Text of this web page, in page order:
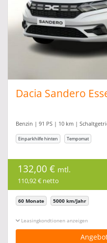
Dacia Sandero
Benzin | 91 PS | 10 km |
Einparkhilfe hinten Tempomat
132,00 € mtl.
110,92 € netto
60 Monate 5000 km/Jahr
Leasingkonditionen ein-/ausblenden